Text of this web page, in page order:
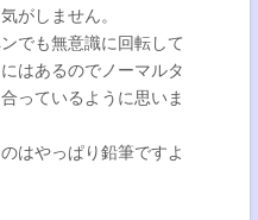
がしません。
でも無意識に回転して
はあるのでノーマルタ
っているように思いま
はやっぱり鉛筆ですよ